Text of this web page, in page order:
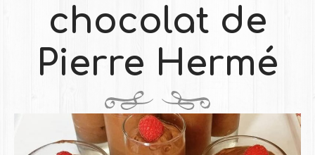
chocolat de
Pierre Hermé